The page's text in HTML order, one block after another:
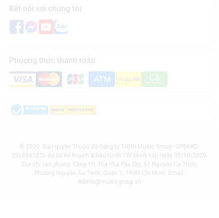
Kết nối với chúng tôi
Phương thức thanh toán
© 2020. Bản quyền Thuộc Về Công ty TNHH Music Group - GPĐKKD:
0316562220 do Sở Kế hoạch & Đầu tư Hồ Chí Minh cấp ngày 30/10/2020.
Địa chỉ văn phòng: Tầng 10, Tòa nhà Pax Sky, 51 Nguyễn Cư Trinh,
Phường Nguyễn Cư Trinh, Quận 1, TP.Hồ Chí Minh. Email:
Admin@musicgroup.vn